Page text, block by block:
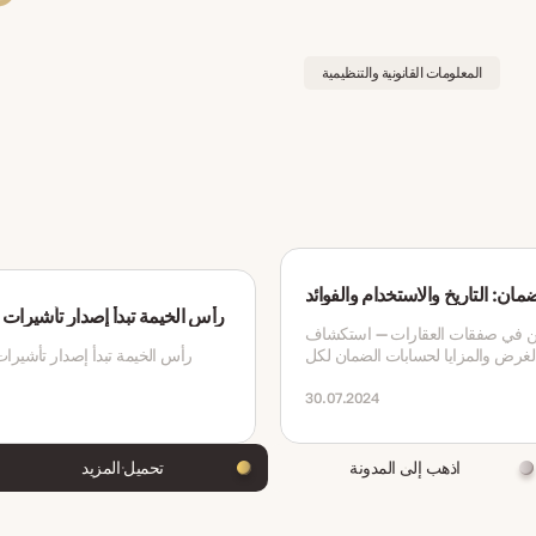
رأس الخيمة تبدأ إصدار
رأس الخيمة تبدأ إصدار
المعلومات القانونية والتنظيمية
التاريخ والاستخدام والفوائد
في صفقات العقارات — استكشاف
والمزايا لحسابات الضمان لكل
30.07.2024
تحميل المزيد اذهب إلى المدونة